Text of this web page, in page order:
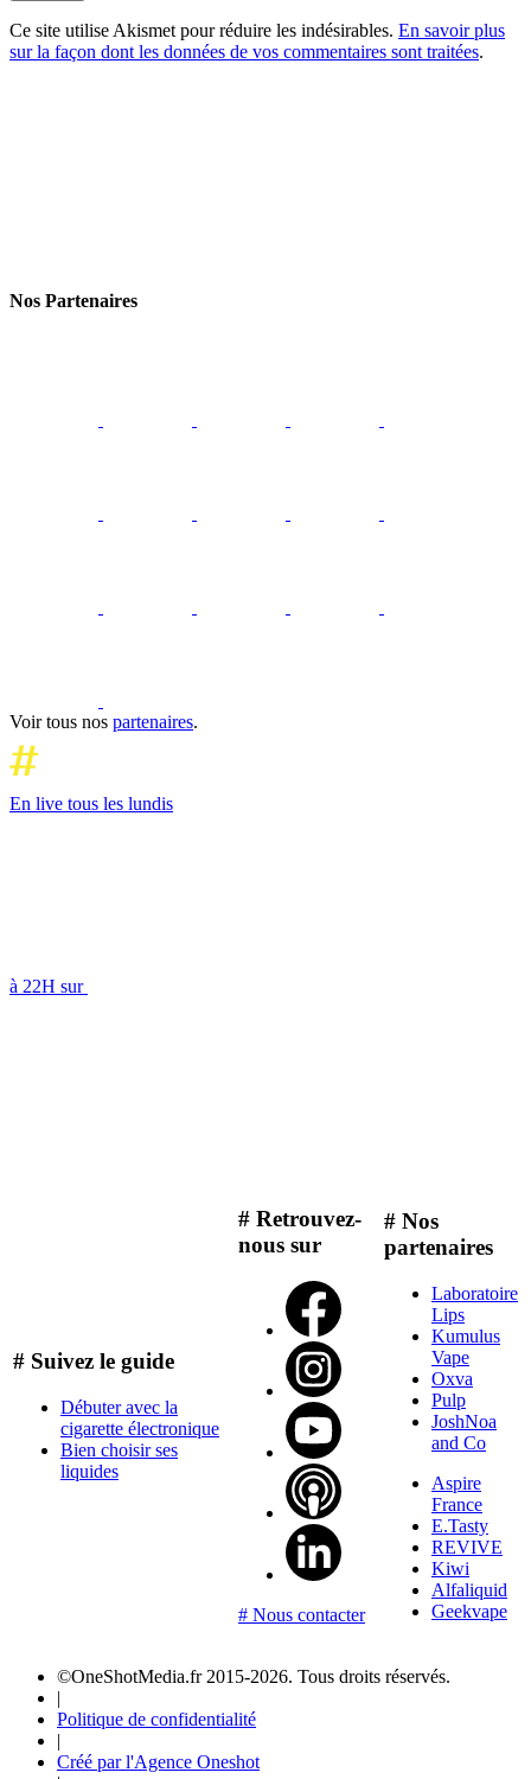
Ce site utilise Akismet pour réduire les indésirables. En savoir plus
sur la façon dont les données de vos commentaires sont traitées.
Nos Partenaires
Voir tous nos partenaires.
En live tous les lundis
à 22H sur
# Suivez le guide
Débuter avec la
cigarette électronique
Bien choisir ses
liquides
# Retrouvez-
nous sur
# Nous contacter
# Nos
partenaires
Laboratoire
Lips
Kumulus
Vape
Oxva
Pulp
JoshNoa
and Co
Aspire
France
E.Tasty
REVIVE
Kiwi
Alfaliquid
Geekvape
©OneShotMedia.fr 2015-2026. Tous droits réservés.
|
Politique de confidentialité
|
Créé par l'Agence Oneshot